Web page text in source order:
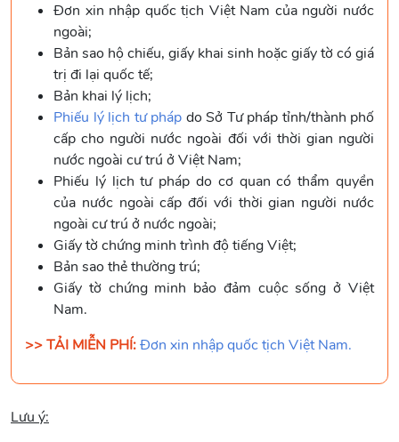
Đơn xin nhập quốc tịch Việt Nam của người nước
ngoài;
Bản sao hộ chiếu, giấy khai sinh hoặc giấy tờ có giá
trị đi lại quốc tế;
Bản khai lý lịch;
Phiếu lý lịch tư pháp do Sở Tư pháp tỉnh/thành phố
cấp cho người nước ngoài đối với thời gian người
nước ngoài cư trú ở Việt Nam;
Phiếu lý lịch tư pháp do cơ quan có thẩm quyền
của nước ngoài cấp đối với thời gian người nước
ngoài cư trú ở nước ngoài;
Giấy tờ chứng minh trình độ tiếng Việt;
Bản sao thẻ thường trú;
Giấy tờ chứng minh bảo đảm cuộc sống ở Việt
Nam.
>> TẢI MIỄN PHÍ:Đơn xin nhập quốc tịch Việt Nam.
Lưu ý: